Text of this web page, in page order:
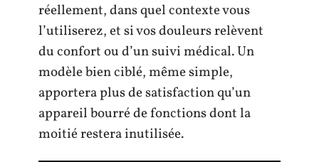
réellement, dans quel contexte vous
l’utiliserez, et si vos douleurs relèvent
du confort ou d’un suivi médical. Un
modèle bien ciblé, même simple,
apportera plus de satisfaction qu’un
appareil bourré de fonctions dont la
moitié restera inutilisée.